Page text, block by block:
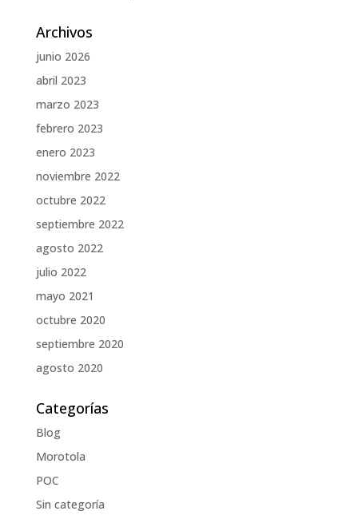
Archivos
junio 2026
abril 2023
marzo 2023
febrero 2023
enero 2023
noviembre 2022
octubre 2022
septiembre 2022
agosto 2022
julio 2022
mayo 2021
octubre 2020
septiembre 2020
agosto 2020
Categorías
Blog
Morotola
POC
Sin categoría